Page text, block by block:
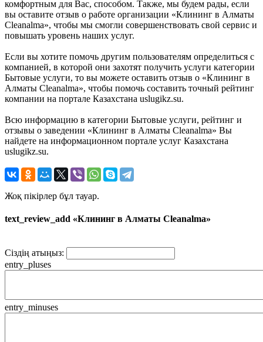
комфортным для Вас, способом. Также, мы будем рады, если
вы оставите отзыв о работе организации «Клининг в Алматы
Cleanalma», чтобы мы смогли совершенствовать свой сервис и
повышать уровень наших услуг.
Если вы хотите помочь другим пользователям определиться с
компанией, в которой они захотят получить услуги категории
Бытовые услуги, то вы можете оставить отзыв о «Клининг в
Алматы Cleanalma», чтобы помочь составить точный рейтинг
компании на портале Казахстана uslugikz.su.
Всю информацию в категории Бытовые услуги, рейтинг и
отзывы о заведении «Клининг в Алматы Cleanalma» Вы
найдете на информационном портале услуг Казахстана
uslugikz.su.
Жоқ пікірлер бұл тауар.
text_review_add «Клининг в Алматы Cleanalma»
Сіздің атыңыз:
entry_pluses
entry_minuses